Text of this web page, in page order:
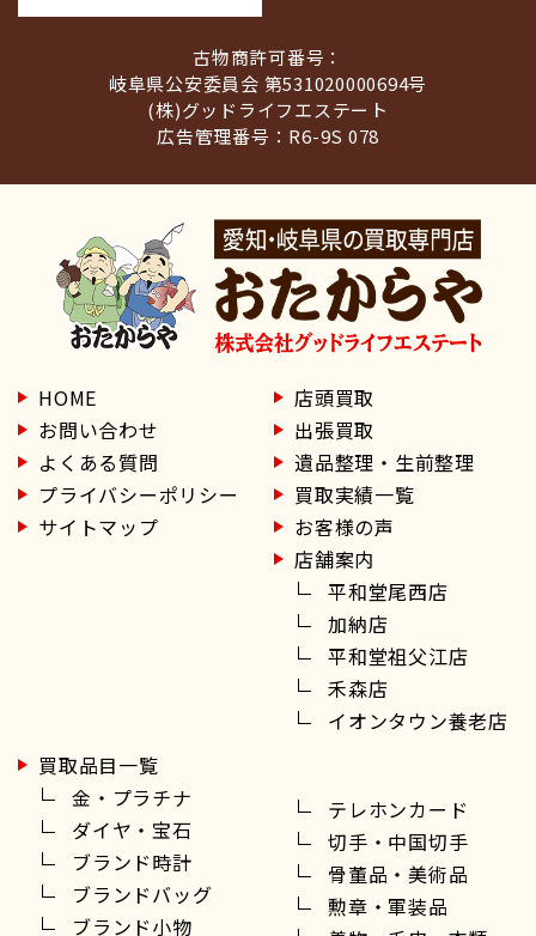
古物商許可番号：
岐阜県公安委員会 第531020000694号
(株)グッドライフエステート
広告管理番号：R6-9S 078
HOME
お問い合わせ
よくある質問
プライバシーポリシー
サイトマップ
店頭買取
出張買取
遺品整理・生前整理
買取実績一覧
お客様の声
店舗案内
平和堂尾西店
加納店
平和堂祖父江店
禾森店
イオンタウン養老店
買取品目一覧
金・プラチナ
ダイヤ・宝石
ブランド時計
ブランドバッグ
ブランド小物
テレホンカード
切手・中国切手
骨董品・美術品
勲章・軍装品